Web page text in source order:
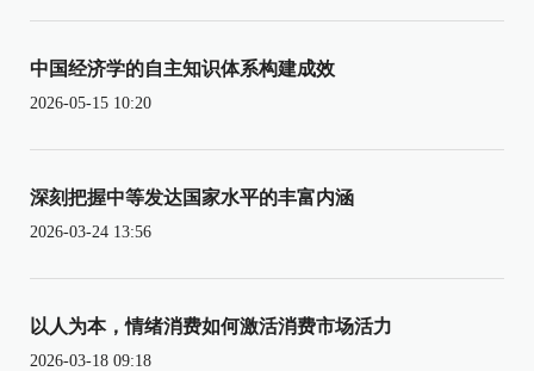
中国经济学的自主知识体系构建成效
2026-05-15 10:20
深刻把握中等发达国家水平的丰富内涵
2026-03-24 13:56
以人为本，情绪消费如何激活消费市场活力
2026-03-18 09:18